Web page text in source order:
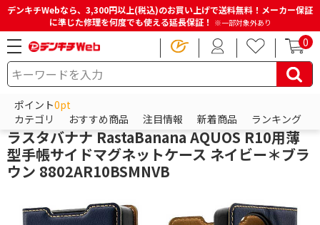
デンキチWebなら、3,300円以上(税込)のお買い上げで送料無料！メーカー保証
に準じた修理を何度でも使える延長保証！ ※一部対象外あり
0
ポイント0pt
カテゴリ
おすすめ商品 注目情報 新着商品 ランキング
HOME 商品一覧ページ スマホアクセサリー
テレホンリース
ラスタバナナ RastaBanana AQUOS R10用薄
型手帳サイドマグネットケース ネイビー＊ブラ
ウン 8802AR10BSMNVB